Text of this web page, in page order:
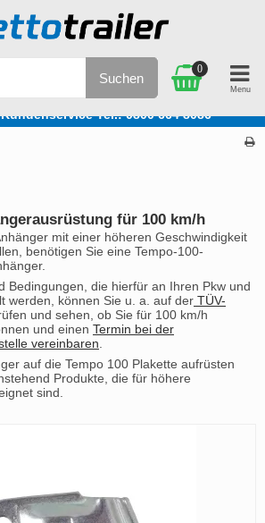
Tel.: 0800 664 8086
Suchen
0
für 100 km/h
mit einer höheren Geschwindigkeit
benötigen Sie eine Tempo-100-
Bedingungen, die hierfür an Ihren Pkw und
werden, können Sie u. a. auf der TÜV-
und sehen, ob Sie für 100 km/h
und einen Termin bei der
vereinbaren.
auf die Tempo 100 Plakette aufrüsten
Produkte, die für höhere
sind.